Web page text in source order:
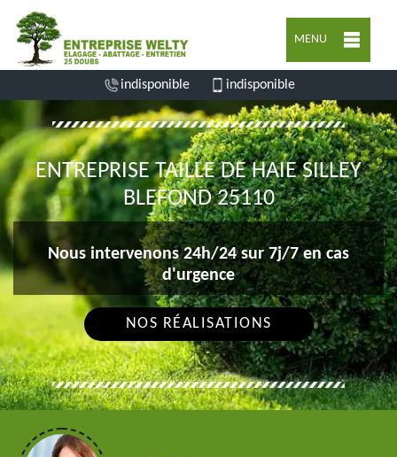
MENU
indisponible indisponible
ENTREPRISE TAILLE DE HAIE SILLEY
BLEFOND 25110
Nous intervenons 24h/24 sur 7j/7 en cas
d'urgence
NOS RÉALISATIONS